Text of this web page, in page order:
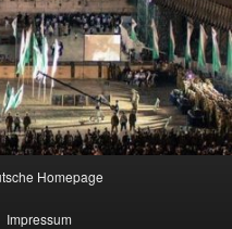
Homepage
Impressum